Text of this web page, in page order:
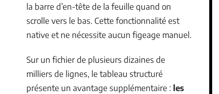
la barre d’en-tête de la feuille quand on
scrolle vers le bas. Cette fonctionnalité est
native et ne nécessite aucun figeage manuel.
Sur un fichier de plusieurs dizaines de
milliers de lignes, le tableau structuré
présente un avantage supplémentaire : les